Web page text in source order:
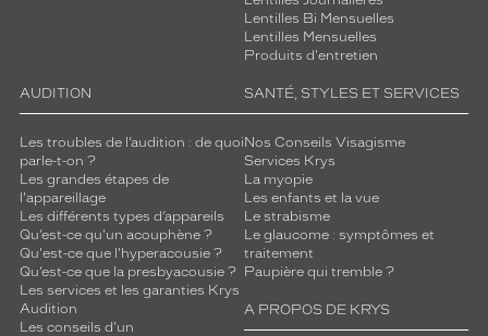
Lentilles Bi Mensuelles
Lentilles Mensuelles
Produits d'entretien
AUDITION
Les troubles de l’audition : de quoi
parle-t-on ?
Les grandes étapes de
l'appareillage
Les différents types d’appareils
Qu’est-ce qu'un acouphène ?
Qu'est-ce que l'hyperacousie ?
Qu’est-ce que la presbyacousie ?
Les services et les garanties Krys
Audition
Les conseils d'un
SANTÉ, STYLES ET SERVICES
Nos Conseils Visagisme
Services Krys
La myopie
Les enfants et la vue
Le strabisme
Le glaucome : symptômes et
traitement
Paupière qui tremble ?
A PROPOS DE KRYS